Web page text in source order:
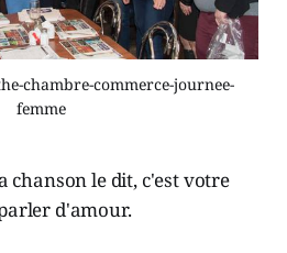
chambre-commerce-journee-
femme
chanson le dit, c'est votre
d'amour.